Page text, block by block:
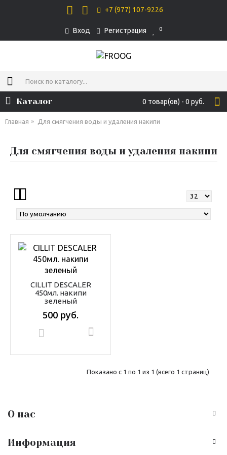
+7 (977) 107-9226
Вход Регистрация 0
0 товар(ов) - 0 руб.
Каталог
Главная Для смягчения воды и удаления накипи
Для смягчения воды и удаления накипи
CILLIT DESCALER
450мл. накипи
зеленый
500 руб.
Показано с 1 по 1 из 1 (всего 1 страниц)
О нас
Информация